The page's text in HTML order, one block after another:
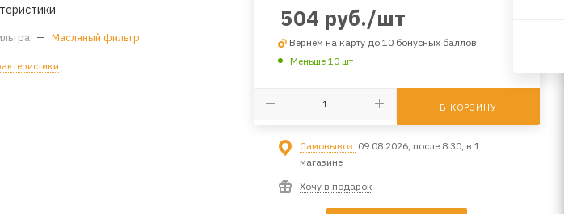
— Масляный фильтр
504 руб./шт
Вернем на карту до 10 бонусных баллов
Меньше 10 шт
В КОРЗИНУ
Самовывоз: 09.08.2026, после 8:30, в 1
магазине
Хочу в подарок